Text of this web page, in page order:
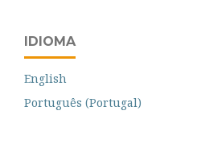
IDIOMA
English
Português (Portugal)